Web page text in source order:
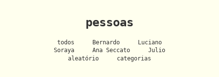
pessoas
todos Bernardo
Luciano
Soraya
Ana Seccato
Julio
aleatório
categorias